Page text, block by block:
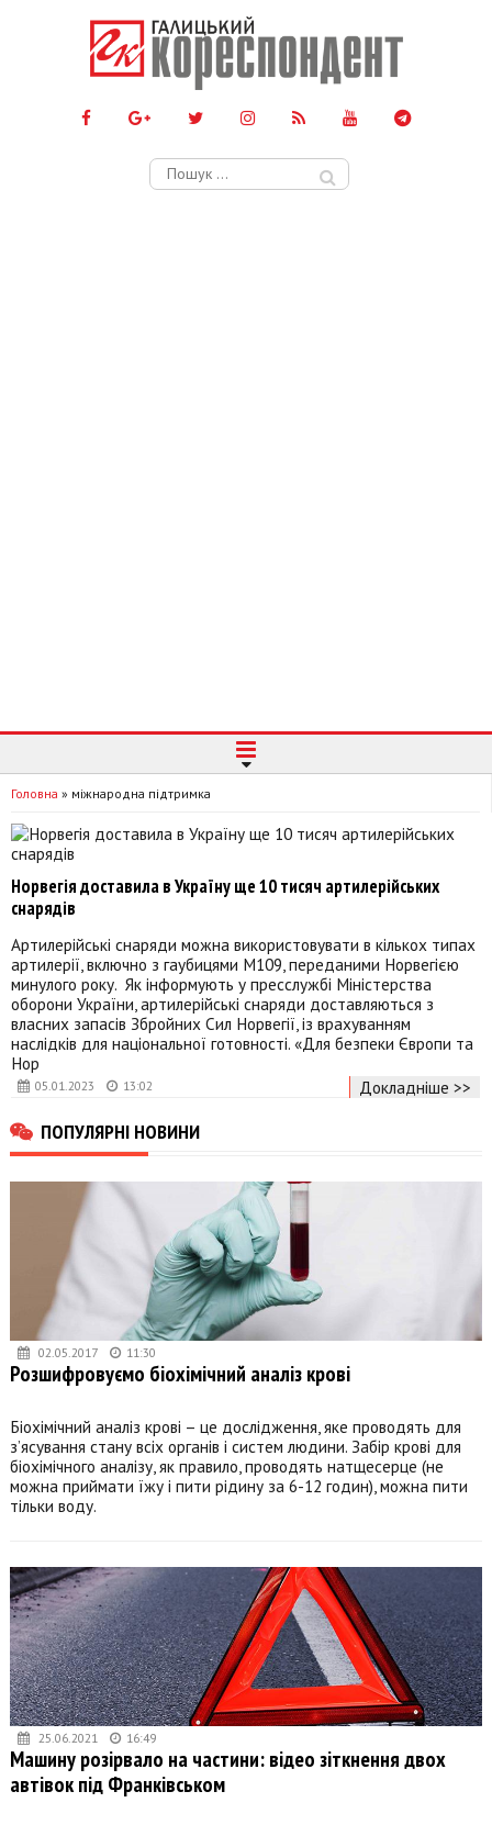
Пошук:
Головна » міжнародна підтримка
05.01.2023 13:02
Норвегія доставила в Україну ще 10 тисяч артилерійських
снарядів
Артилерійські снаряди можна використовувати в кількох типах
артилерії, включно з гаубицями M109, переданими Норвегією
минулого року. Як інформують у пресслужбі Міністерства
оборони України, артилерійські снаряди доставляються з
власних запасів Збройних Сил Норвегії, із врахуванням
наслідків для національної готовності. «Для безпеки Європи та
Нор
Докладніше >>
ПОПУЛЯРНІ НОВИНИ
02.05.2017 11:30
Розшифровуємо біохімічний аналіз крові
Біохімічний аналіз крові – це дослідження, яке проводять для
з’ясування стану всіх органів і систем людини. Забір крові для
біохімічного аналізу, як правило, проводять натщесерце (не
можна приймати їжу і пити рідину за 6-12 годин), можна пити
тільки воду.
25.06.2021 16:49
Машину розірвало на частини: відео зіткнення двох
автівок під Франківськом